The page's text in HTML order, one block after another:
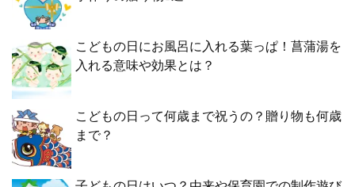
こどもの日にお風呂に入れる葉っぱ！菖蒲湯を
入れる意味や効果とは？
こどもの日って何歳まで祝うの？贈り物も何歳
まで？